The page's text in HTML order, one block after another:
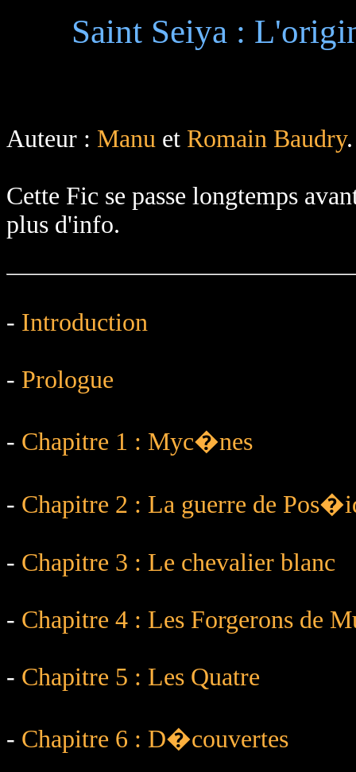
Saint Seiya :
Auteur : Manu et Romain Baudry.
Cette Fic se passe longtemps
plus d'info.
- Introduction
- Prologue
- Chapitre 1 : Myc�nes
- Chapitre 2 : La guerre de
- Chapitre 3 : Le chevalier blanc
- Chapitre 4 : Les Forgerons de
- Chapitre 5 : Les Quatre
- Chapitre 6 : D�couvertes